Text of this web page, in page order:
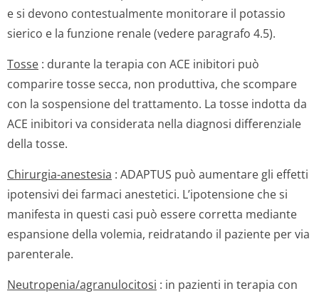
e si devono contestualmente monitorare il potassio
sierico e la funzione renale (vedere paragrafo 4.5).
Tosse : durante la terapia con ACE inibitori può
comparire tosse secca, non produttiva, che scompare
con la sospensione del trattamento. La tosse indotta da
ACE inibitori va considerata nella diagnosi differenziale
della tosse.
Chirurgia-anestesia : ADAPTUS può aumentare gli effetti
ipotensivi dei farmaci anestetici. L’ipotensione che si
manifesta in questi casi può essere corretta mediante
espansione della volemia, reidratando il paziente per via
parenterale.
Neutropenia/a­granulocitosi : in pazienti in terapia con